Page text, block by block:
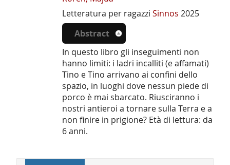
Letteratura per ragazzi Sinnos 2025
Abstract
In questo libro gli inseguimenti non
hanno limiti: i ladri incalliti (e affamati)
Tino e Tino arrivano ai confini dello
spazio, in luoghi dove nessun piede di
porco è mai sbarcato. Riusciranno i
nostri antieroi a tornare sulla Terra e a
non finire in prigione? Età di lettura: da
6 anni.